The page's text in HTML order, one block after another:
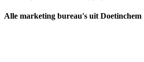
Alle marketing bureau's uit Doetinchem